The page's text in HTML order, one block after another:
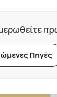
Πηγές